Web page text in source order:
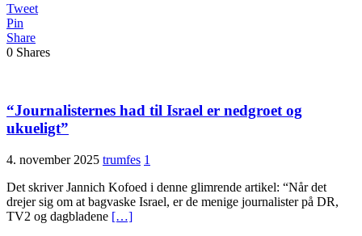
Tweet
Pin
Share
0 Shares
“Journalisternes had til Israel er nedgroet og
ukueligt”
4. november 2025 trumfes 1
Det skriver Jannich Kofoed i denne glimrende artikel: “Når det
drejer sig om at bagvaske Israel, er de menige journalister på DR,
TV2 og dagbladene […]